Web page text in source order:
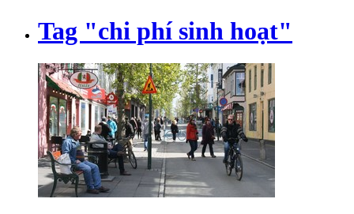
Tag "chi phí sinh hoạt"